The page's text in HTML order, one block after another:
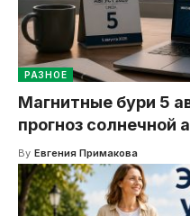
РАЗНОЕ
Магнитные бури 5
прогноз солнечной
By Евгения Примакова